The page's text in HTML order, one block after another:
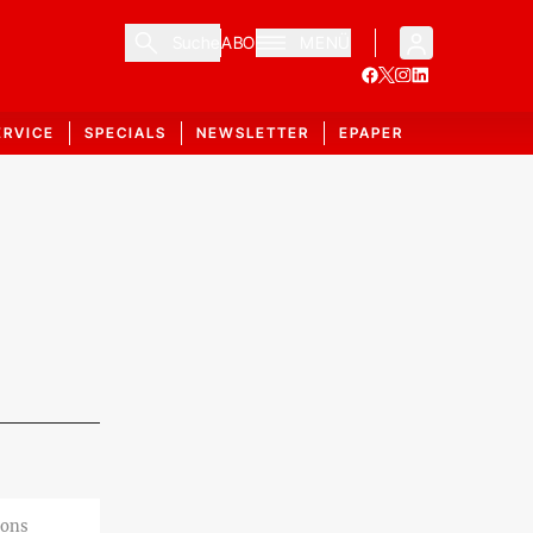
ABO
SPECIALS NEWSLETTER EPAPER